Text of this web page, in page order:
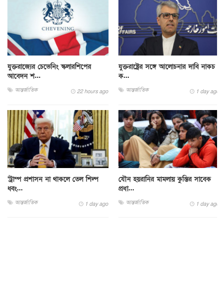
যুক্তরাজ্যের চেভেনিং স্কলারশিপের
আবেদন শ...
আন্তর্জাতিক 22 hours ago
যুক্তরাষ্ট্রের সঙ্গে আলোচনার দাবি নাকচ
ক...
আন্তর্জাতিক 1 day ago
‘ট্রাম্প প্রশাসন না থাকলে তেল শিল্প
ধ্বং...
আন্তর্জাতিক 1 day ago
যৌন হয়রানির মামলায় কুস্তির সাবেক
প্রধা...
আন্তর্জাতিক 1 day ago